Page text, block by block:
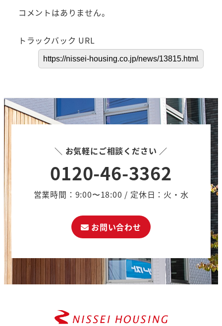
コメントはありません。
トラックバック URL
＼ お気軽にご相談ください ／
0120-46-3362
営業時間：9:00〜18:00 / 定休日：火・水
お問い合わせ